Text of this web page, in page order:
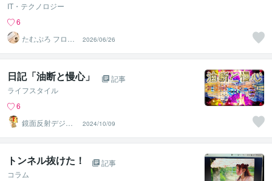
IT・テクノロジー
6
たむぷろ フロン
トエンジニア
2026/06/26
日記「油断と慢心」
記事
ライフスタイル
6
鏡面反射デジタ
ルアート製作所
（鈴木穣）
2024/10/09
トンネル抜けた！
記事
コラム